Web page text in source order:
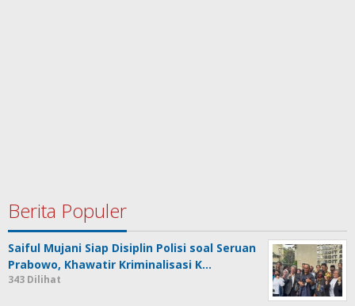
Berita Populer
Saiful Mujani Siap Disiplin Polisi soal Seruan
Prabowo, Khawatir Kriminalisasi K…
343 Dilihat